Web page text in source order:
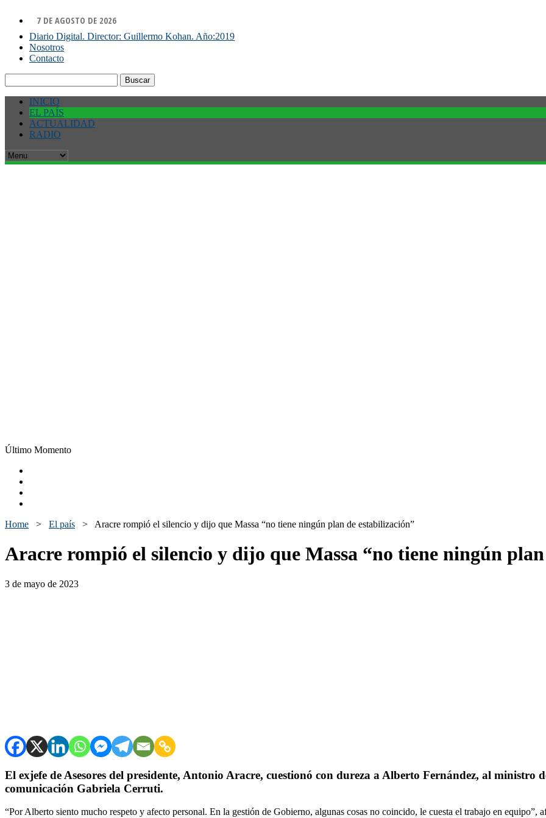
7 DE AGOSTO DE 2026
Diario Digital. Director: Guillermo Kohan. Año:2019
Nosotros
Contacto
INICIO
EL PAÍS
ACTUALIDAD
RADIO
Último Momento
Home > El país > Aracre rompió el silencio y dijo que Massa “no tiene ningún plan de estabilización”
Aracre rompió el silencio y dijo que Massa “no tiene ningún
3 de mayo de 2023
El exjefe de Asesores del presidente, Antonio Aracre, cuestionó con dureza a Alberto Fernández, al ministro
comunicación Gabriela Cerruti.
“Por Alberto siento mucho respeto y afecto personal. En la gestión de Gobierno, algunas cosas no coincido, le cuesta el trabajo en